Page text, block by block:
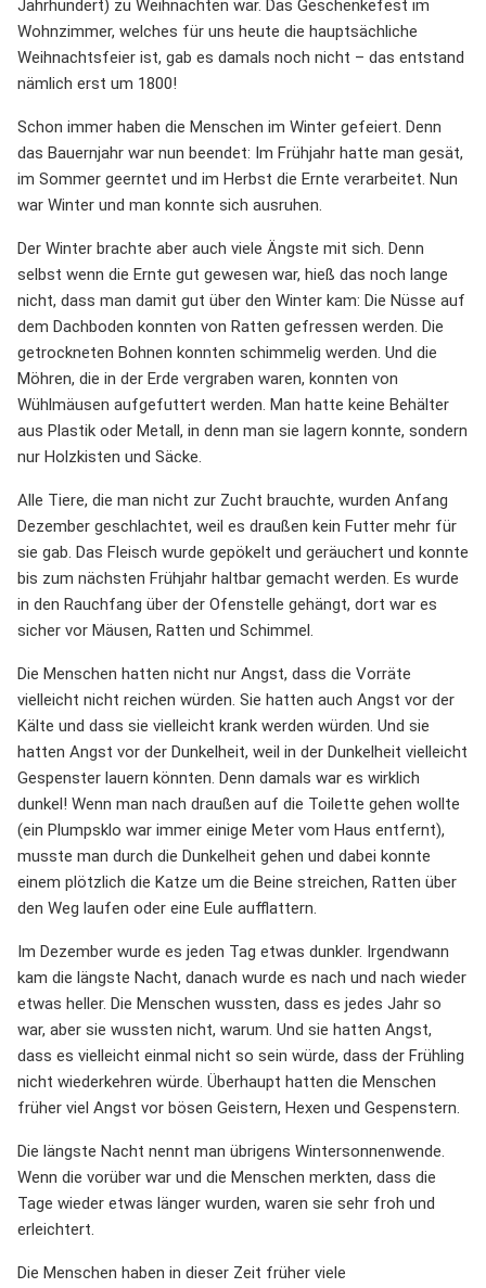
Jahrhundert) zu Weihnachten war. Das Geschenkefest im
Wohnzimmer, welches für uns heute die hauptsächliche
Weihnachtsfeier ist, gab es damals noch nicht – das entstand
nämlich erst um 1800!
Schon immer haben die Menschen im Winter gefeiert. Denn
das Bauernjahr war nun beendet: Im Frühjahr hatte man gesät,
im Sommer geerntet und im Herbst die Ernte verarbeitet. Nun
war Winter und man konnte sich ausruhen.
Der Winter brachte aber auch viele Ängste mit sich. Denn
selbst wenn die Ernte gut gewesen war, hieß das noch lange
nicht, dass man damit gut über den Winter kam: Die Nüsse auf
dem Dachboden konnten von Ratten gefressen werden. Die
getrockneten Bohnen konnten schimmelig werden. Und die
Möhren, die in der Erde vergraben waren, konnten von
Wühlmäusen aufgefuttert werden. Man hatte keine Behälter
aus Plastik oder Metall, in denn man sie lagern konnte, sondern
nur Holzkisten und Säcke.
Alle Tiere, die man nicht zur Zucht brauchte, wurden Anfang
Dezember geschlachtet, weil es draußen kein Futter mehr für
sie gab. Das Fleisch wurde gepökelt und geräuchert und konnte
bis zum nächsten Frühjahr haltbar gemacht werden. Es wurde
in den Rauchfang über der Ofenstelle gehängt, dort war es
sicher vor Mäusen, Ratten und Schimmel.
Die Menschen hatten nicht nur Angst, dass die Vorräte
vielleicht nicht reichen würden. Sie hatten auch Angst vor der
Kälte und dass sie vielleicht krank werden würden. Und sie
hatten Angst vor der Dunkelheit, weil in der Dunkelheit vielleicht
Gespenster lauern könnten. Denn damals war es wirklich
dunkel! Wenn man nach draußen auf die Toilette gehen wollte
(ein Plumpsklo war immer einige Meter vom Haus entfernt),
musste man durch die Dunkelheit gehen und dabei konnte
einem plötzlich die Katze um die Beine streichen, Ratten über
den Weg laufen oder eine Eule aufflattern.
Im Dezember wurde es jeden Tag etwas dunkler. Irgendwann
kam die längste Nacht, danach wurde es nach und nach wieder
etwas heller. Die Menschen wussten, dass es jedes Jahr so
war, aber sie wussten nicht, warum. Und sie hatten Angst,
dass es vielleicht einmal nicht so sein würde, dass der Frühling
nicht wiederkehren würde. Überhaupt hatten die Menschen
früher viel Angst vor bösen Geistern, Hexen und Gespenstern.
Die längste Nacht nennt man übrigens Wintersonnenwende.
Wenn die vorüber war und die Menschen merkten, dass die
Tage wieder etwas länger wurden, waren sie sehr froh und
erleichtert.
Die Menschen haben in dieser Zeit früher viele